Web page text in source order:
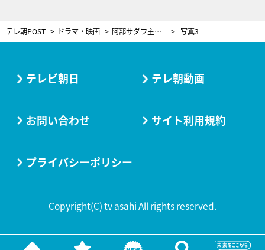
テレ朝POST ドラマ・映画 阿部サダヲ主演、7月スタート『しあわせな結婚』 脚本家・大石静の思いは「日本一の俳優でホームドラマを書きたかった」 写真3
テレビ朝日 テレ朝動画
お問い合わせ サイト利用規約
プライバシーポリシー
Copyright(C) tv asahi All rights reserved.